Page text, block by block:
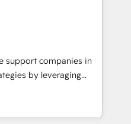
BOOMS:
With BOOMS,
accelerating your
as an undisputed
designed to
and optimize your
support companies in
by leveraging
their marketing and
growth. Our offer spans
We specialize in CRM